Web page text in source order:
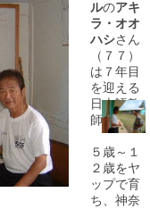
ルのアキ
ラ・オオ
ハシさん
（７７）
は７年目
を迎える
日本語教
師。
５歳～１
２歳をヤ
ップで育
ち、神奈